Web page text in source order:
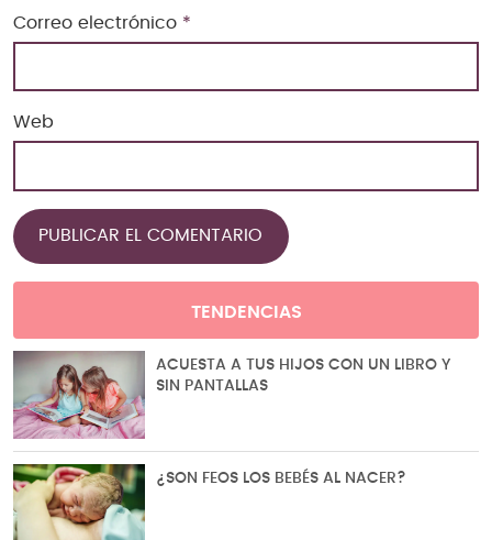
Correo electrónico *
Web
TENDENCIAS
ACUESTA A TUS HIJOS CON UN LIBRO Y
SIN PANTALLAS
¿SON FEOS LOS BEBÉS AL NACER?